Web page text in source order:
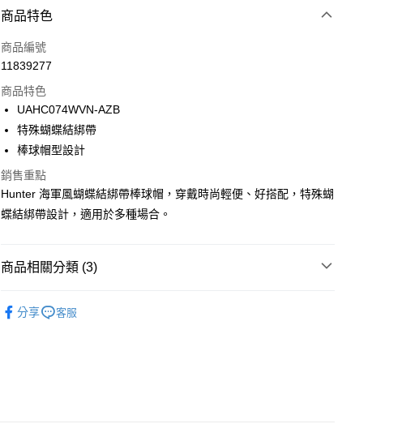
付款方式
信用卡一次付款
Apple Pay
Google Pay
運送方式
免運費
免運費
商品特色
商品編號
11839277
商品特色
UAHC074WVN-AZB
特殊蝴蝶結綁帶
棒球帽型設計
銷售重點
Hunter 海軍風蝴蝶結綁帶棒球帽，穿戴時尚輕便、好搭配，特殊蝴
蝶結綁帶設計，適用於多種場合。
商品相關分類 (3)
分享 客服